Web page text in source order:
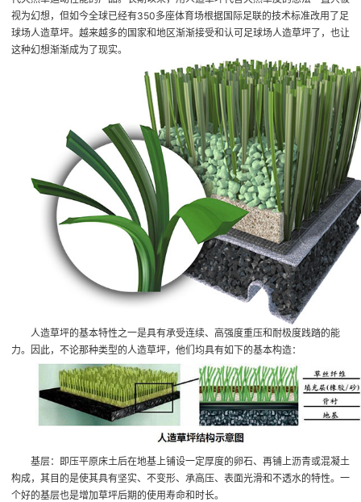
视为幻想，但如今全球已经有350多座体育场根据国际足联的技术标准改用了足
球场人造草坪。越来越多的国家和地区渐渐接受和认可足球场人造草坪了，也让
这种幻想渐渐成为了现实。
人造草坪的基本特性之一是具有承受连续、高强度重压和耐极度践踏的能
力。因此，不论那种类型的人造草坪，他们均具有如下的基本构造：
基层：即压平原床土后在地基上铺设一定厚度的卵石、再铺上沥青或混凝土
构成，其目的是使其具有坚实、不变形、承高压、表面光滑和不透水的特性。一
个好的基层也是增加草坪后期的使用寿命和时长。